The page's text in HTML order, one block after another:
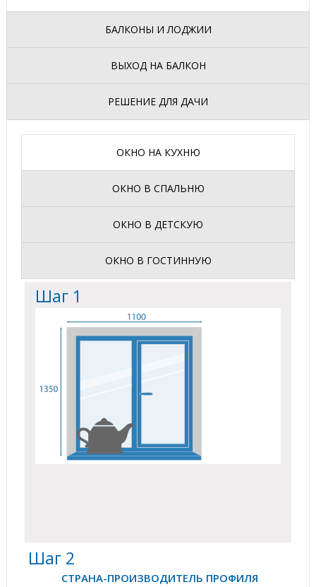
БАЛКОНЫ И ЛОДЖИИ
ВЫХОД НА БАЛКОН
РЕШЕНИЕ ДЛЯ ДАЧИ
ОКНО НА КУХНЮ
ОКНО В СПАЛЬНЮ
ОКНО В ДЕТСКУЮ
ОКНО В ГОСТИННУЮ
Шаг 1
Шаг 2
СТРАНА-ПРОИЗВОДИТЕЛЬ ПРОФИЛЯ